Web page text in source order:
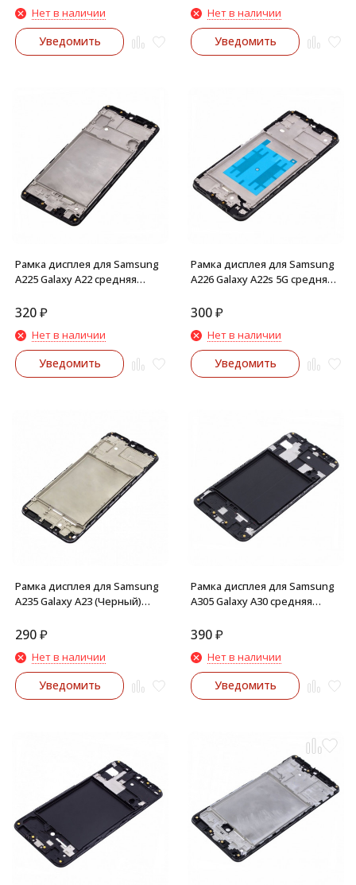
Нет в наличии
Уведомить
Нет в наличии
Уведомить
Рамка дисплея для Samsung
A225 Galaxy A22 средняя
320₽
Нет в наличии
Уведомить
Рамка дисплея для Samsung
A226 Galaxy A22s 5G средняя
300₽
Нет в наличии
Уведомить
Рамка дисплея для Samsung
A235 Galaxy A23 (Черный)
290₽
Нет в наличии
Уведомить
Рамка дисплея для Samsung
A305 Galaxy A30 средняя
390₽
Нет в наличии
Уведомить